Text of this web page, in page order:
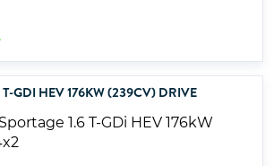
T-GDI HEV 176KW (239CV) DRIVE